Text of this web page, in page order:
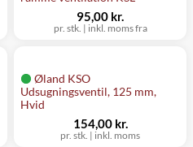
pr. stk. | inkl. moms fra
95,00 kr.
Øland KSO
Udsugningsventil, 125 mm,
Hvid
pr. stk. | inkl. moms
154,00 kr.